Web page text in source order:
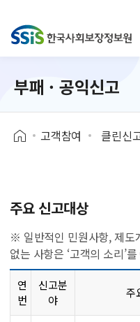
부패 · 공익신고
고객참여 클린신
주요 신고대상
※ 일반적인 민원사항, 제도
없는 사항은 ‘고객의 소리’
연
번
신고분
야
주